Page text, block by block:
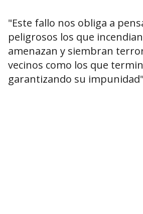
"Este fallo nos obliga a
peligrosos los que
amenazan y siembran
vecinos como los que
garantizando su